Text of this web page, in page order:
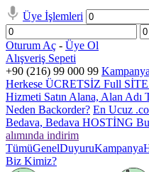
Üye İşlemleri
Oturum Aç - Üye Ol
Alışveriş Sepeti
+90 (216) 99 000 99
Herkese ÜCRETSİZ Full
Hizmeti Satın Alana, Alan Adı
Neden Backorder? En Ucuz
Bedava, Bedava HOSTİNG
alımında indirim
TümüGenelDuyuruKampanya
Biz Kimiz?